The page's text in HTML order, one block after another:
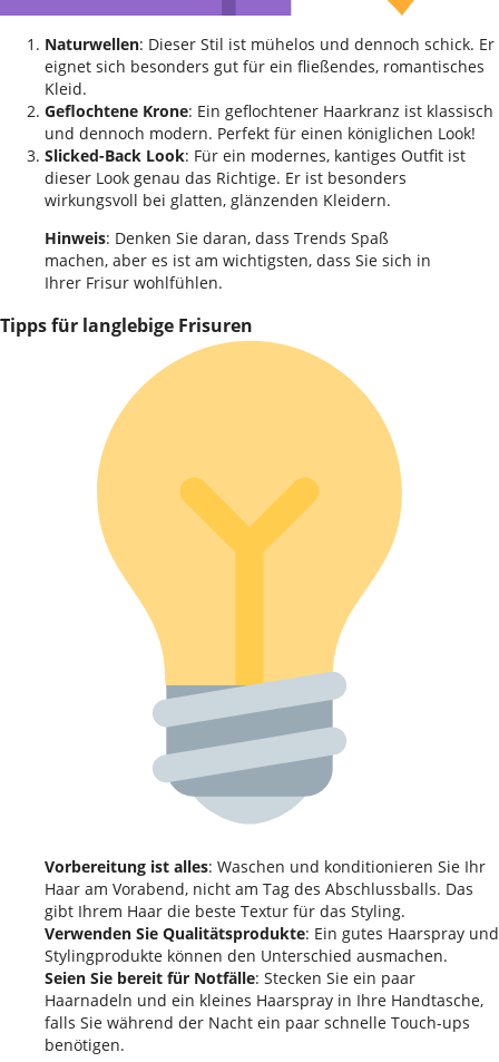
Naturwellen: Dieser Stil ist mühelos und dennoch schick. Er
eignet sich besonders gut für ein fließendes, romantisches
Kleid.
Geflochtene Krone: Ein geflochtener Haarkranz ist klassisch
und dennoch modern. Perfekt für einen königlichen Look!
Slicked-Back Look: Für ein modernes, kantiges Outfit ist
dieser Look genau das Richtige. Er ist besonders
wirkungsvoll bei glatten, glänzenden Kleidern.
Hinweis: Denken Sie daran, dass Trends Spaß
machen, aber es ist am wichtigsten, dass Sie sich in
Ihrer Frisur wohlfühlen.
Tipps für langlebige Frisuren
Vorbereitung ist alles: Waschen und konditionieren Sie Ihr
Haar am Vorabend, nicht am Tag des Abschlussballs. Das
gibt Ihrem Haar die beste Textur für das Styling.
Verwenden Sie Qualitätsprodukte: Ein gutes Haarspray und
Stylingprodukte können den Unterschied ausmachen.
Seien Sie bereit für Notfälle: Stecken Sie ein paar
Haarnadeln und ein kleines Haarspray in Ihre Handtasche,
falls Sie während der Nacht ein paar schnelle Touch-ups
benötigen.